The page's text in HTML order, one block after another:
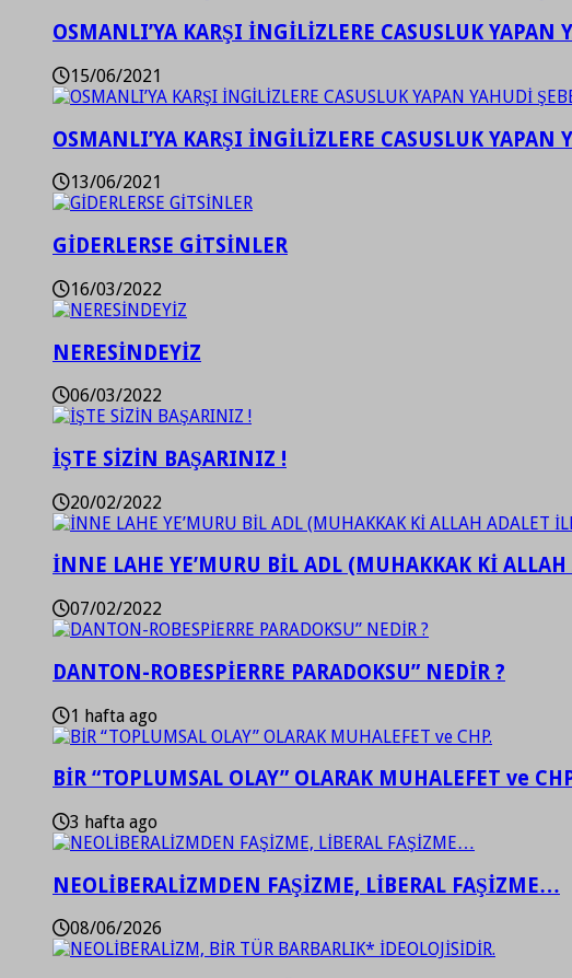
OSMANLI’YA KARŞI İNGİLİZLERE CASUSLUK
15/06/2021
OSMANLI’YA KARŞI İNGİLİZLERE CASUSLUK
13/06/2021
GİDERLERSE GİTSİNLER
16/03/2022
NERESİNDEYİZ
06/03/2022
İŞTE SİZİN BAŞARINIZ !
20/02/2022
İNNE LAHE YE’MURU BİL ADL (MUHAKKAK Kİ ALLAH
07/02/2022
DANTON-ROBESPİERRE PARADOKSU” NEDİR ?
1 hafta ago
BİR “TOPLUMSAL OLAY” OLARAK MUHALEFET ve
3 hafta ago
NEOLİBERALİZMDEN FAŞİZME, LİBERAL FAŞİZME…
08/06/2026